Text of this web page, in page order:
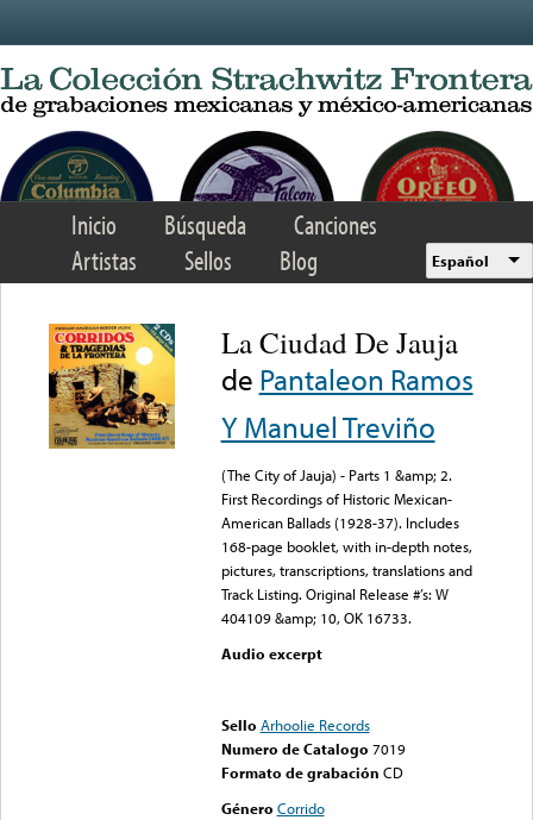
Inicio Búsqueda
Canciones
Artistas
Sellos Blog Español
La Ciudad De Jauja
de Pantaleon Ramos
Y Manuel Treviño
(The City of Jauja) - Parts 1 &amp; 2.
First Recordings of Historic Mexican-
American Ballads (1928-37). Includes
168-page booklet, with in-depth notes,
pictures, transcriptions, translations and
Track Listing. Original Release #’s: W
404109 &amp; 10, OK 16733.
Audio excerpt
Sello Arhoolie Records
Numero de Catalogo 7019
Formato de grabación CD
Género Corrido